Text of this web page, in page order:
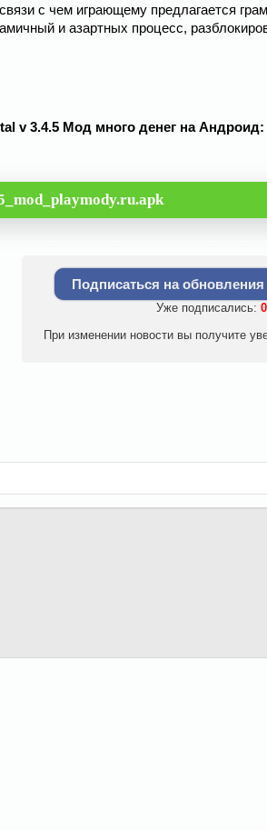
с чем играющему предлагается
и азартных процесс,
v 3.4.5 Мод много денег на Андроид:
Подписаться на
Уже подписались: 0
При изменении новости вы получите